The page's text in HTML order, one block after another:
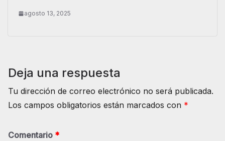
agosto 13, 2025
Deja una respuesta
Tu dirección de correo electrónico no será publicada.
Los campos obligatorios están marcados con *
Comentario *